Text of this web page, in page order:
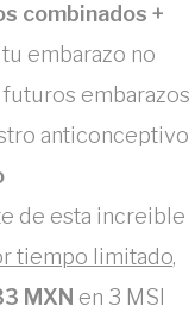
combinados +
embarazo no
embarazos
anticonceptivo
de esta increible
tiempo limitado,
MXN en 3 MSI